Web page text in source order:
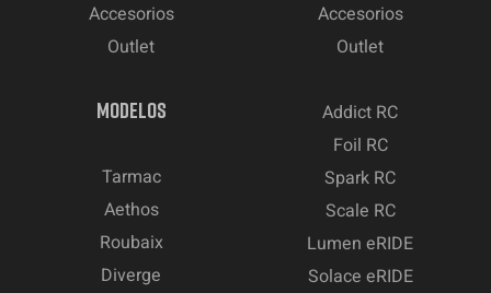
Accesorios
Outlet
Accesorios
Outlet
MODELOS
Tarmac
Aethos
Roubaix
Diverge
Addict RC
Foil RC
Spark RC
Scale RC
Lumen eRIDE
Solace eRIDE